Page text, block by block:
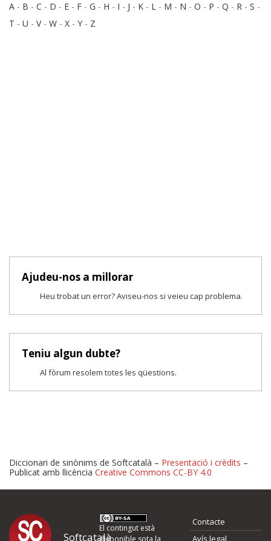
A - B - C - D - E - F - G - H - I - J - K - L - M - N - O - P - Q - R - S -
T - U - V- W - X - Y - Z
Ajudeu-nos a millorar
Heu trobat un error? Aviseu-nos si veieu cap problema.
Teniu algun dubte?
Al fòrum resolem totes les qüestions.
Proposeu-nos millores o
Diccionari de sinònims de Softcatalà – Presentació i crèdits –
Publicat amb llicència Creative Commons CC-BY 4.0
Softcatalà
El contingut està
disponible sota la
Contacte
Avís legal